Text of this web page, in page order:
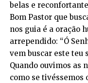
belas e
Bom Pastor que
nos guia é a oração
arrependido: “Ó
vem buscar este teu
Quando ouvimos as
como se tivéssemos